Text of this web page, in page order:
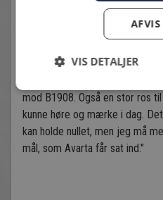
rum, som modstanderen giver
kamp, hvor tempoet ikke var
af. Vi er, lige nu, divisionens
mod B1908. Også en stor ros
kunne høre og mærke i dag.
kan holde nullet, men jeg må
mål, som Avarta får sat ind."
VIS DETALJER